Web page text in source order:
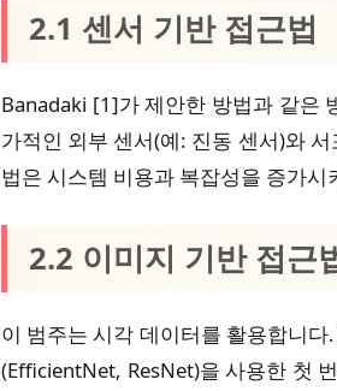
2.1 센서 기반 접근법
Banadaki [1]가 제안한 방법과 같은
가적인 외부 센서(예: 진동 센서)와
법은 시스템 비용과 복잡성을 증가
2.2 이미지 기반 접근
이 범주는 시각 데이터를 활용합니
(EfficientNet, ResNet)을 사용한 첫